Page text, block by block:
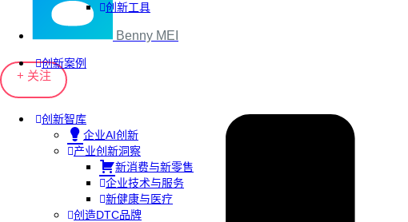
创新工具
创新案例
创新智库
企业AI创新
产业创新洞察
新消费与新零售
企业技术与服务
新健康与医疗
创造DTC品牌
Benny MEI
+ 关注